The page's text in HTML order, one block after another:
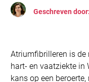
Geschreven door:
Atriumfibrilleren is de
hart- en vaatziekte in
kans op een